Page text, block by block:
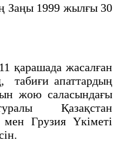
Заңы 1999 жылғы 30
жасалған
табиғи апаттардың
жою саласындағы
Қазақстан
Грузия Үкіметі